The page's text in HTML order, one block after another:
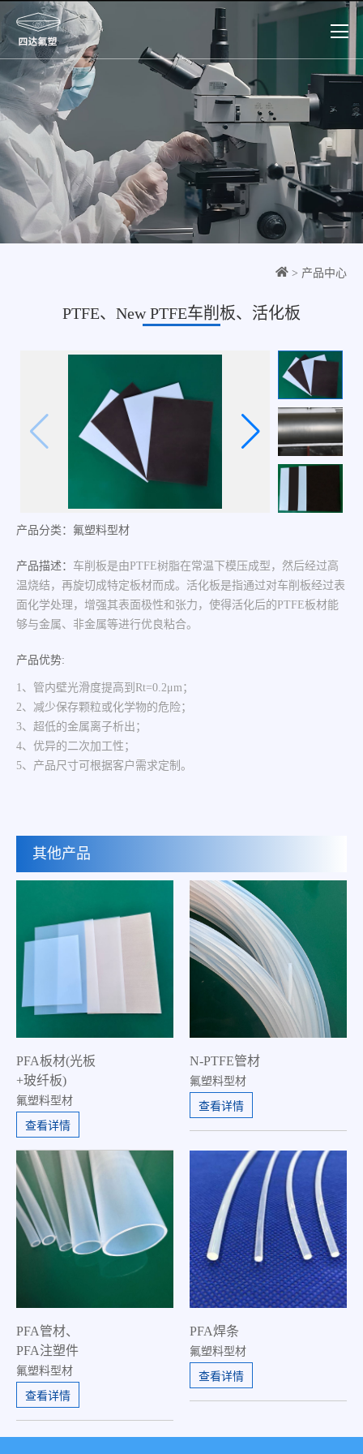
> 产品中心
PTFE、New PTFE车削板、活化板
产品分类：氟塑料型材
产品描述： 车削板是由PTFE树脂在常温下模压成型，然后经过高
温烧结，再旋切成特定板材而成。活化板是指通过对车削板经过表
面化学处理，增强其表面极性和张力，使得活化后的PTFE板材能
够与金属、非金属等进行优良粘合。
产品优势:
1、管内壁光滑度提高到Rt=0.2μm；
2、减少保存颗粒或化学物的危险；
3、超低的金属离子析出；
4、优异的二次加工性；
5、产品尺寸可根据客户需求定制。
其他产品
PFA板材(光板
+玻纤板)
氟塑料型材
查看详情
N-PTFE管材
氟塑料型材
查看详情
PFA管材、
PFA注塑件
氟塑料型材
查看详情
PFA焊条
氟塑料型材
查看详情